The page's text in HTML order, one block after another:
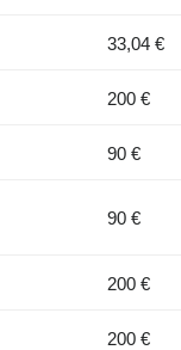
33,04 €
200 €
90 €
90 €
200 €
200 €